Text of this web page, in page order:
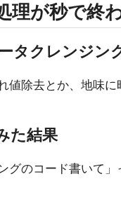
理が秒で終
タクレンジン
値除去とか、地味
た結果
グのコード書いて